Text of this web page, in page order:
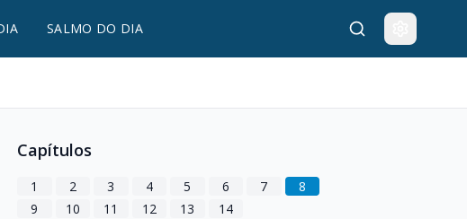
SALMO DO DIA
Capítulos
1 2 3 4 5 6 7
8
9
10 11 12 13 14